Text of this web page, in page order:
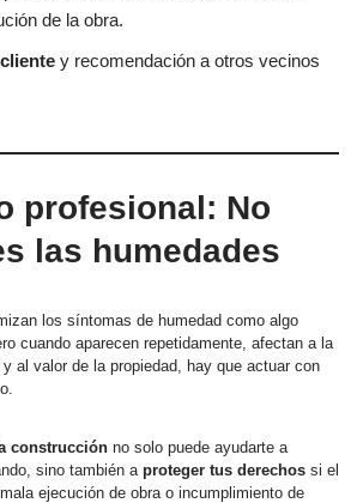
de la obra.
y recomendación a otros vecinos
profesional: No
las humedades
los síntomas de humedad como algo
cuando aparecen repetidamente, afectan a la
al valor de la propiedad, hay que actuar con
construcción no solo puede ayudarte a
sino también a proteger tus derechos si el
ejecución de obra o incumplimiento de